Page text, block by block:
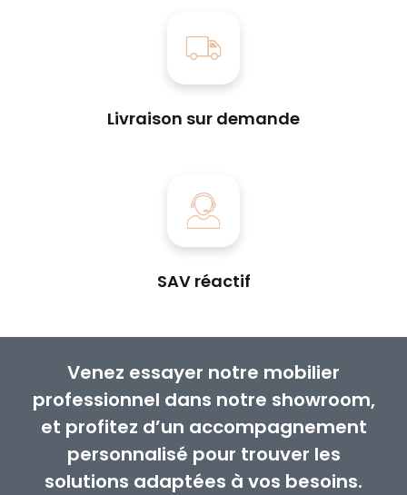
Livraison sur demande
SAV réactif
Venez essayer notre mobilier
professionnel dans notre showroom,
et profitez d’un accompagnement
personnalisé pour trouver les
solutions adaptées à vos besoins.